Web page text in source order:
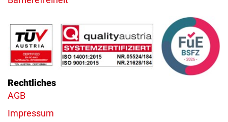
Rechtliches
AGB
Impressum